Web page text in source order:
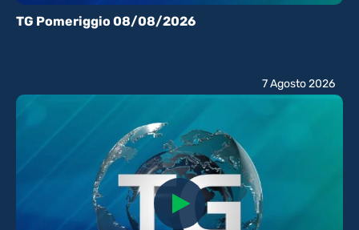
TG Pomeriggio 08/08/2026
7 Agosto 2026